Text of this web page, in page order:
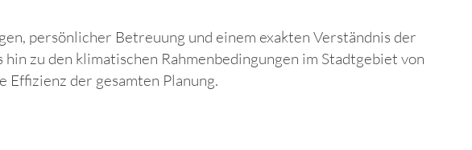
persönlicher Betreuung und einem exakten Verständnis der
zu den klimatischen Rahmenbedingungen im Stadtgebiet von
der gesamten Planung.